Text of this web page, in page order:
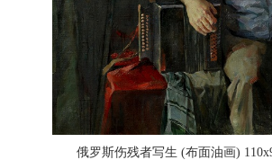
俄罗斯伤残者写生 (布面油画)